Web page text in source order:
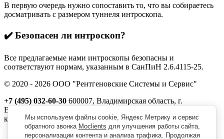
В первую очередь нужно сопоставить то, что вы собираетесь
досматривать с размером туннеля интроскопа.
✔️ Безопасен ли интроскоп?
Все предлагаемые нами интроскопы безопасны и
соответствуют нормам, указанным в СанПиН 2.6.4115-25.
© 2020 - 2026 ООО "Рентгеновские Системы и Сервис"
+7 (495) 032-60-30 600007, Владимирская область, г.
Владимир, ул. Северная, д. 1м,
корп. 11, пом. 41
Реквизиты
Политика обработки персональных данных
Мы используем файлы cookie, Яндекс Метрику и сервис
обратного звонка Moclients для улучшения работы сайта,
персонализации контента и анализа трафика. Продолжая